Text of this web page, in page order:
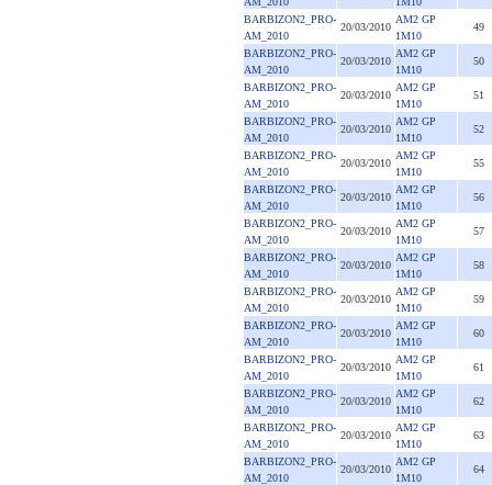
BARBIZON2_PRO-
AM_2010
20/03/2010
AM2 GP
1M10
49
BARBIZON2_PRO-
AM_2010
20/03/2010
AM2 GP
1M10
50
BARBIZON2_PRO-
AM_2010
20/03/2010
AM2 GP
1M10
51
BARBIZON2_PRO-
AM_2010
20/03/2010
AM2 GP
1M10
52
BARBIZON2_PRO-
AM_2010
20/03/2010
AM2 GP
1M10
55
BARBIZON2_PRO-
AM_2010
20/03/2010
AM2 GP
1M10
56
BARBIZON2_PRO-
AM_2010
20/03/2010
AM2 GP
1M10
57
BARBIZON2_PRO-
AM_2010
20/03/2010
AM2 GP
1M10
58
BARBIZON2_PRO-
AM_2010
20/03/2010
AM2 GP
1M10
59
BARBIZON2_PRO-
AM_2010
20/03/2010
AM2 GP
1M10
60
BARBIZON2_PRO-
AM_2010
20/03/2010
AM2 GP
1M10
61
BARBIZON2_PRO-
AM_2010
20/03/2010
AM2 GP
1M10
62
BARBIZON2_PRO-
AM_2010
20/03/2010
AM2 GP
1M10
63
BARBIZON2_PRO-
AM_2010
20/03/2010
AM2 GP
1M10
64